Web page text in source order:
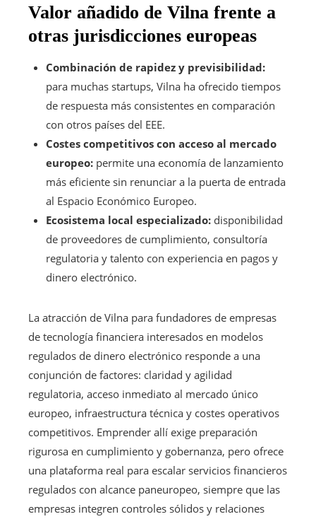
Valor añadido de Vilna frente a
otras jurisdicciones europeas
Combinación de rapidez y previsibilidad:
para muchas startups, Vilna ha ofrecido tiempos
de respuesta más consistentes en comparación
con otros países del EEE.
Costes competitivos con acceso al mercado
europeo: permite una economía de lanzamiento
más eficiente sin renunciar a la puerta de entrada
al Espacio Económico Europeo.
Ecosistema local especializado: disponibilidad
de proveedores de cumplimiento, consultoría
regulatoria y talento con experiencia en pagos y
dinero electrónico.
La atracción de Vilna para fundadores de empresas
de tecnología financiera interesados en modelos
regulados de dinero electrónico responde a una
conjunción de factores: claridad y agilidad
regulatoria, acceso inmediato al mercado único
europeo, infraestructura técnica y costes operativos
competitivos. Emprender allí exige preparación
rigurosa en cumplimiento y gobernanza, pero ofrece
una plataforma real para escalar servicios financieros
regulados con alcance paneuropeo, siempre que las
empresas integren controles sólidos y relaciones